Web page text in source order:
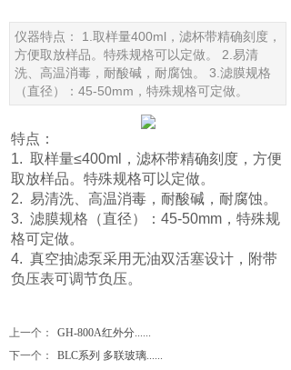
仪器特点： 1.取样量400ml，滤杯带精确刻度，
方便取放样品。特殊规格可以定做。 2.易清
洗、高温消毒，耐酸碱，耐腐蚀。 3.滤膜规格
（直径）：45-50mm，特殊规格可定做。
特点：
1. 取样量≤400ml，滤杯带精确刻度，方便
取放样品。特殊规格可以定做。
2. 易清洗、高温消毒，耐酸碱，耐腐蚀。
3. 滤膜规格（直径）：45-50mm，特殊规
格可定做。
4. 真空抽滤泵采用无油双活塞设计，附带
负压表可调节负压。
上一个：
GH-800A红外分......
下一个：
BLC系列 多联玻璃......